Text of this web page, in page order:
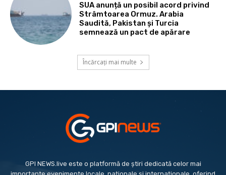
SUA anunță un posibil acord privind
Strâmtoarea Ormuz. Arabia
Saudită, Pakistan și Turcia
semnează un pact de apărare
Încărcați mai multe
GPI NEWS.live este o platformă de știri dedicată celor mai